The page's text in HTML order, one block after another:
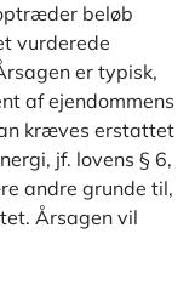
beløb
vurderede
er typisk,
af ejendommens
kræves erstattet
jf. lovens § 6,
andre grunde til,
Årsagen vil